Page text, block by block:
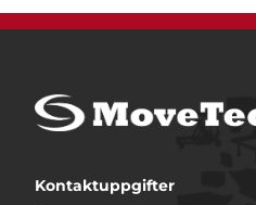
Kontaktuppgifter